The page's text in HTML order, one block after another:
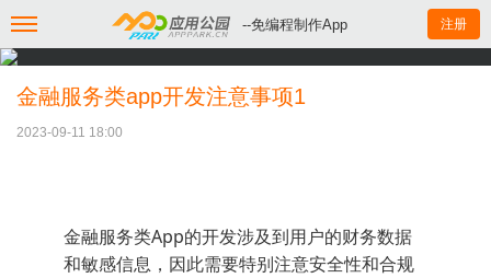
--免编程制作App 注册
金融服务类app开发注意事项1
2023-09-11 18:00
金融服务类App的开发涉及到用户的财务数据
和敏感信息，因此需要特别注意安全性和合规